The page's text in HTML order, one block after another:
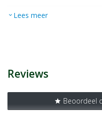
EAN
expand_more Lees meer
Reviews
star Beoordeel